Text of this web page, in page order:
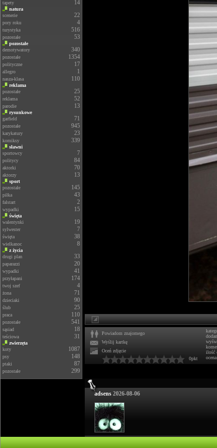
tapety 14
natura
scenerie
22
pory roku 4
turystyka 516
pozostałe 53
pozostałe
demotywatory
340
pozostałe 1354
polityczne 17
allegro 1
nasza-klasa 110
reklama
pozostałe
25
reklama 52
parodie 13
rysunkowe
garfield
71
pozostałe 945
karykatury 23
komiksy 339
sławni
sportowcy
7
politycy 84
aktorki 70
aktorzy 13
sport
pozostałe
145
piłka 43
falstart 2
wypadki 15
święta
walentynki
19
sylwester 7
święta 38
wielkanoc 8
z życia
drugi plan
33
paparazzi 20
wypadki 41
przyłapani 174
twoj szef 4
żona 71
dzieciaki 90
ślub 25
praca 110
pozostałe 541
sąsiad 18
teściowa 31
zwierzęta
koty
1087
psy 148
ptaki 87
pozostałe 299
Powiadom znajomego
Wyślij kartkę
Oceń zdjęcie
0pkt
ilość
ocena
adsens 2026-08-06